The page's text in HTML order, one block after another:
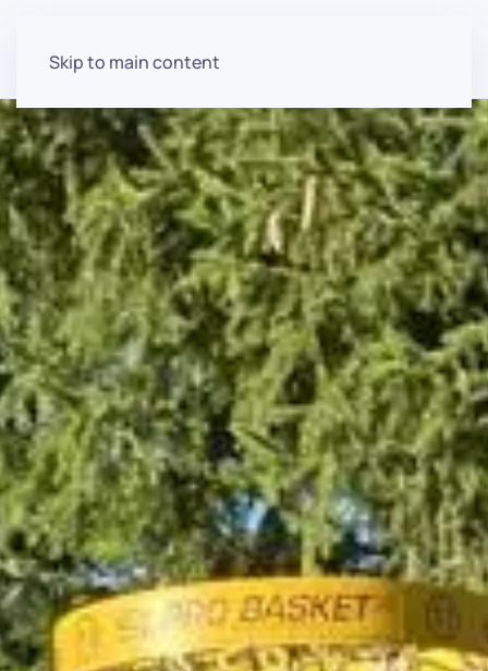
Skip to main content